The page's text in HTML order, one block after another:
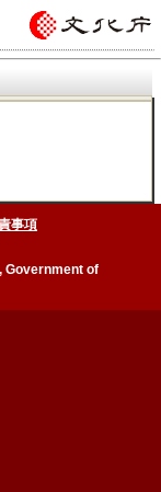
事項
Government of